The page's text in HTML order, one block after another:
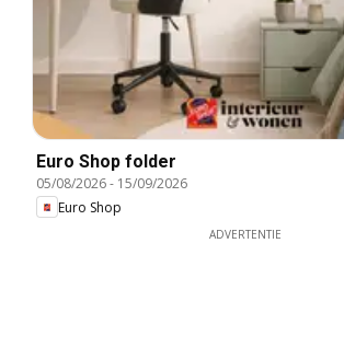
Euro Shop folder
05/08/2026- 15/09/2026
Euro Shop
ADVERTENTIE